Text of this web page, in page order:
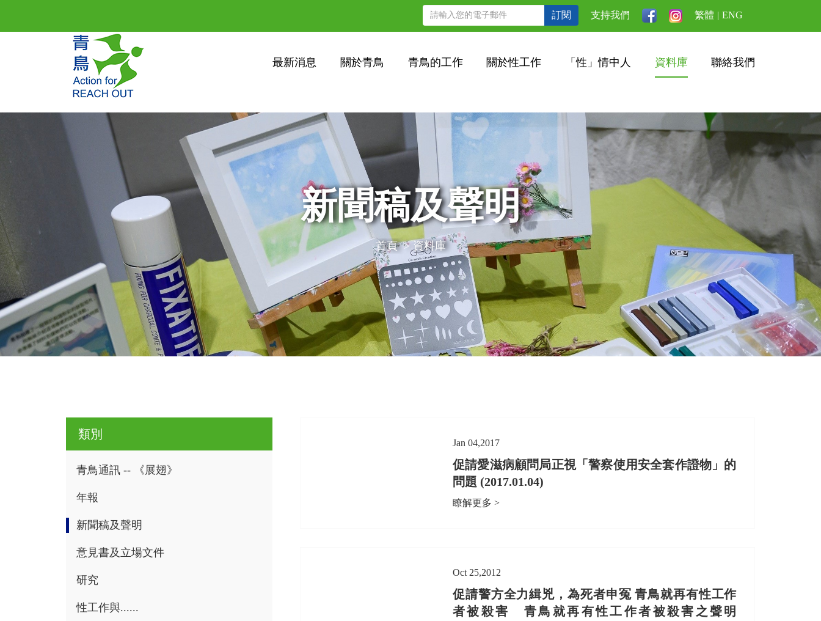
訂閱 支持我們 繁體 | ENG
最新消息 關於青鳥 青鳥的工作 關於性工作 「性」情中人 資料庫 聯絡我們
新聞稿及聲明
首頁 > 資料庫
類別
青鳥通訊 -- 《展翅》
年報
新聞稿及聲明
意見書及立場文件
研究
性工作與......
Jan 04,2017
促請愛滋病顧問局正視「警察使用安全套作證物」的
問題 (2017.01.04)
瞭解更多 >
Oct 25,2012
促請警方全力緝兇，為死者申冤 青鳥就再有性工作
者被殺害 青鳥就再有性工作者被殺害之聲明